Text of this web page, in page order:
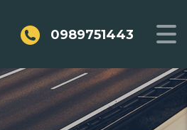
0989751443